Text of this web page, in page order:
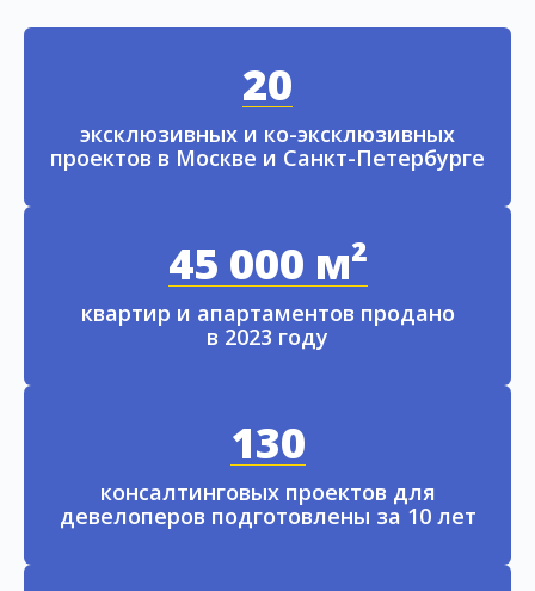
20
эксклюзивных и ко-эксклюзивных
проектов в Москве и Санкт-Петербурге
45 000 м²
квартир и апартаментов продано
в 2023 году
130
консалтинговых проектов для
девелоперов подготовлены за 10 лет